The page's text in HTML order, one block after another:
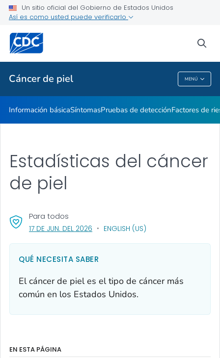
Un sitio oficial del Gobierno de Estados Unidos
Así es como usted puede verificarlo
Cáncer de piel MENÚ
Temas relacionados
Cáncer De Piel
Información básicaSíntomasPruebas de detecciónFactores de
Estadísticas del cáncer
de piel
Para todos
17 DE JUN. DEL 2026 , VISIT LINK FOR DETAILS.
ENGLISH (US)
QUÉ NECESITA SABER
El cáncer de piel es el tipo de cáncer más
común en los Estados Unidos.
EN ESTA PÁGINA